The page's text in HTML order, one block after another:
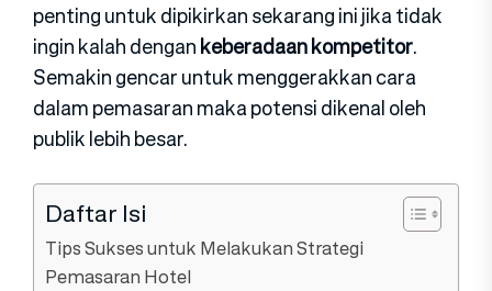
penting untuk dipikirkan sekarang ini jika tidak
ingin kalah dengankeberadaan kompetitor.
Semakin gencar untuk menggerakkan cara
dalam pemasaran maka potensi dikenal oleh
publik lebih besar.
Daftar Isi
Tips Sukses untuk Melakukan Strategi
Pemasaran Hotel